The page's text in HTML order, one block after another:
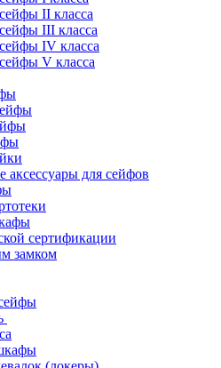
II класса
III класса
IV класса
V класса
аксессуары для сейфов
сертификации
замком